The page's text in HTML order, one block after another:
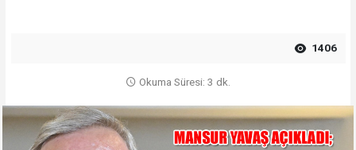
1406
Okuma Süresi: 3 dk.